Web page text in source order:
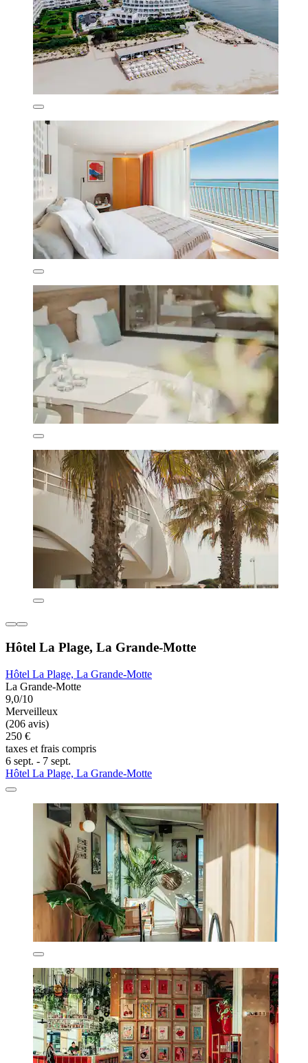
Hôtel La Plage, La Grande-Motte
Hôtel La Plage, La Grande-Motte
La Grande-Motte
9,0/10
Merveilleux
(206 avis)
250 €
taxes et frais compris
6 sept. - 7 sept.
Hôtel La Plage, La Grande-Motte